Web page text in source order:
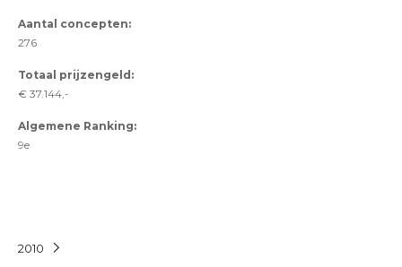
Aantal concepten:
276
Totaal prijzengeld:
€ 37.144,-
Algemene Ranking:
9e
2010